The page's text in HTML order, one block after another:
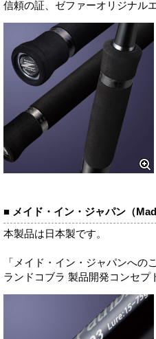
信頼の証、ゼファーオリジナル
■ メイド・イン・ジャパン（
本製品は日本製です。
「メイド・イン・ジャパンへの
ランドコブラ 製品開発コンセプ